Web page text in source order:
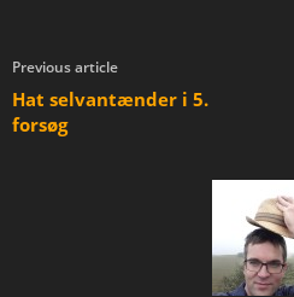
Previous article
Hat selvantænder i 5.
forsøg